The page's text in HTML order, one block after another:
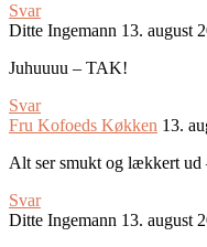
Svar
Ditte Ingemann 13. august
Juhuuuu – TAK!
Svar
Fru Kofoeds Køkken 13.
Alt ser smukt og lækkert ud
Svar
Ditte Ingemann 13. august